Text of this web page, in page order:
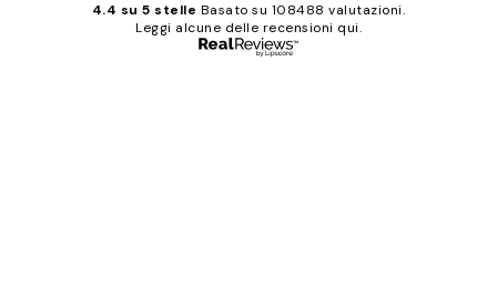
4.4 su 5 stelle Basato su 108488 valutazioni.
Leggi alcune delle recensioni qui.